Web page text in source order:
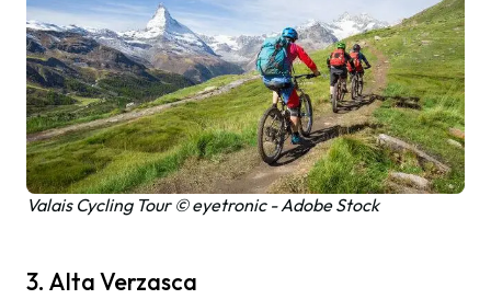
Valais Cycling Tour © eyetronic - Adobe Stock
3. Alta Verzasca